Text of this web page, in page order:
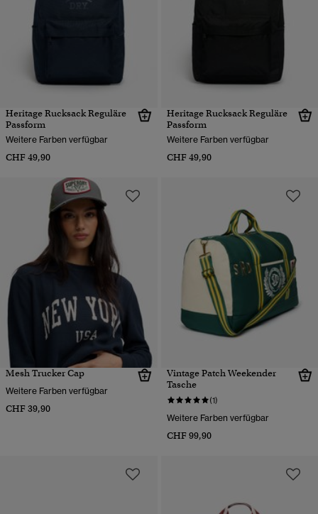
Heritage Rucksack Reguläre
Passform
Weitere Farben verfügbar
CHF 49,90
Heritage Rucksack Reguläre
Passform
Weitere Farben verfügbar
CHF 49,90
Mesh Trucker Cap
Weitere Farben verfügbar
CHF 39,90
Vintage Patch Weekender
Tasche
(1)
Weitere Farben verfügbar
CHF 99,90